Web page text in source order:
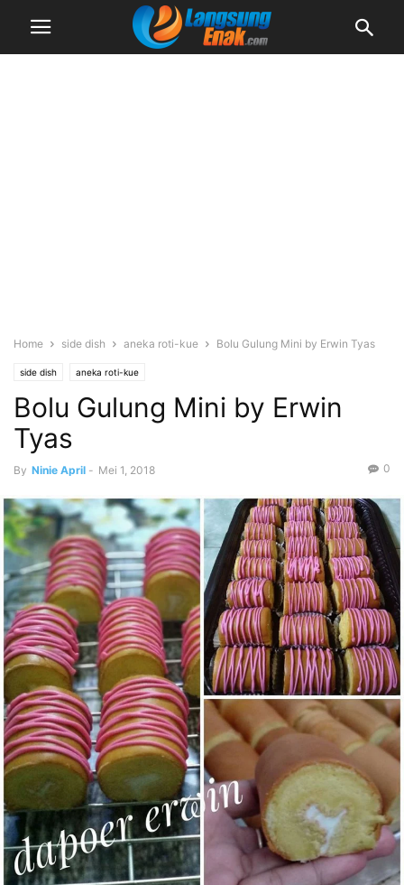
Home side dish aneka roti-kue Bolu Gulung Mini by Erwin Tyas
side dish aneka roti-kue
Bolu Gulung Mini by Erwin
Tyas
By Ninie April - Mei 1, 2018 0